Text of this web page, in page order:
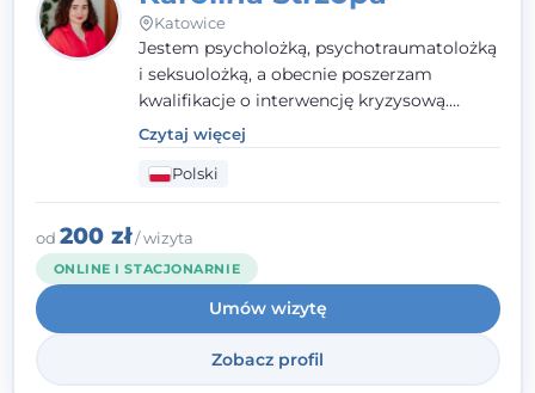
Katowice
Jestem psycholożką, psychotraumatolożką
i seksuolożką, a obecnie poszerzam
kwalifikacje o interwencję kryzysową.
Pracuję w nurcie terapii trzeciej fali, łącząc
metody o potwierdzonej skuteczności.
Towarzyszę młodzieży, dorosłym i parom w
radzeniu sobie z bolesnymi
doświadczeniami tak, by mogli żyć pełniej.
Czytaj więcej
Polski
od 200 zł/ wizyta
ONLINE I STACJONARNIE
Umów wizytę
Zobacz profil